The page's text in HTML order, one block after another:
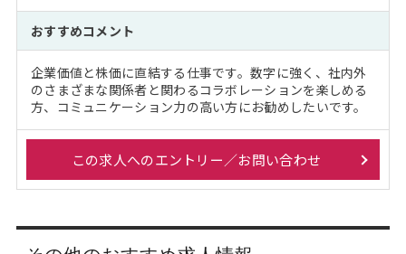
おすすめコメント
企業価値と株価に直結する仕事です。数字に強く、社内外
のさまざまな関係者と関わるコラボレーションを楽しめる
方、コミュニケーション力の高い方にお勧めしたいです。
この求人へのエントリー／お問い合わせ